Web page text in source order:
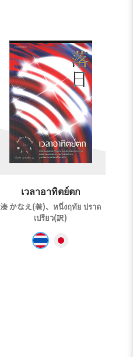
เวลาอาทิตย์ตก
湊 かなえ(著)、หนึ่งฤทัย ปราด
เปรียว(訳)